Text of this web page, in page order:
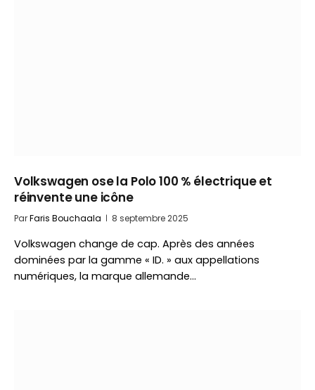
Volkswagen ose la Polo 100 % électrique et
réinvente une icône
ParFaris Bouchaala 8 septembre 2025
Volkswagen change de cap. Après des années
dominées par la gamme « ID. » aux appellations
numériques, la marque allemande…